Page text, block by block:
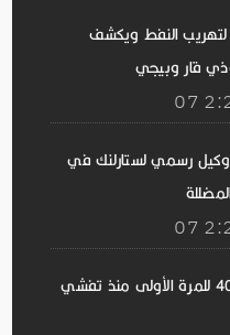
النفط ويكشف
قار وبيجي
وكيل رسمي لستارلنك في
إيبولا.. الإصابات تتجاوز 4000 للمرة الأولى منذ تفشي